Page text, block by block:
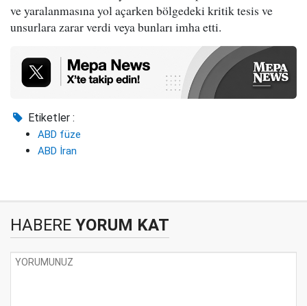
ve yaralanmasına yol açarken bölgedeki kritik tesis ve
unsurlara zarar verdi veya bunları imha etti.
Etiketler :
ABD füze
ABD İran
HABERE YORUM KAT